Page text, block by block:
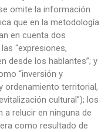
omite la información
que en la metodología
en cuenta dos
“expresiones,
desde los hablantes”; y
“inversión y
ordenamiento territorial,
cultural”); los
relucir en ninguna de
como resultado de